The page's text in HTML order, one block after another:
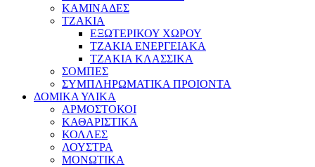
ΚΑΜΙΝΑΔΕΣ
ΤΖΑΚΙΑ
ΕΞΩΤΕΡΙΚΟΥ ΧΩΡΟΥ
ΤΖΑΚΙΑ ΕΝΕΡΓΕΙΑΚΑ
ΤΖΑΚΙΑ ΚΛΑΣΣΙΚΑ
ΣΟΜΠΕΣ
ΣΥΜΠΛΗΡΩΜΑΤΙΚΑ ΠΡΟΙΟΝΤΑ
ΔΟΜΙΚΑ ΥΛΙΚΑ
ΑΡΜΟΣΤΟΚΟΙ
ΚΑΘΑΡΙΣΤΙΚΑ
ΚΟΛΛΕΣ
ΛΟΥΣΤΡΑ
ΜΟΝΩΤΙΚΑ